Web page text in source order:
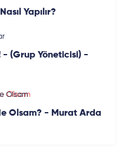
Yapılır?
- (Grup Yöneticisi) -
Olsam
Olsam? - Murat Arda